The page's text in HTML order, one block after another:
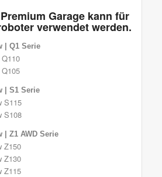
Garage kann für
verwendet werden.
| Q1 Serie
| S1 Serie
S115
S108
| Z1 AWD Serie
Z150
Z130
Z115